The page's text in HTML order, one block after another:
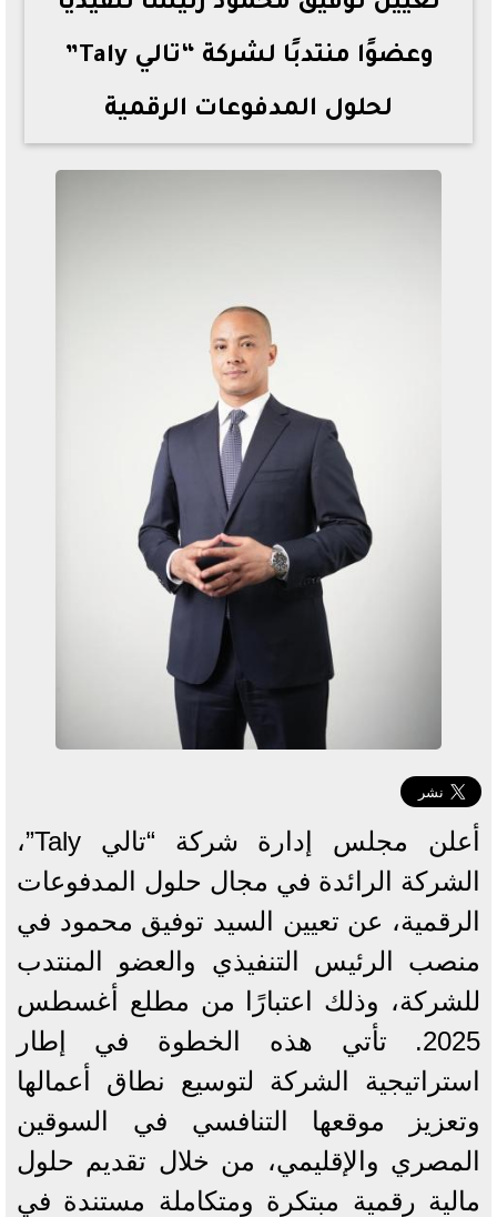
وعضوًا منتدبًا لشركة “تالي Taly”
لحلول المدفوعات الرقمية
أعلن مجلس إدارة شركة “تالي Taly”،
الشركة الرائدة في مجال حلول المدفوعات
الرقمية، عن تعيين السيد توفيق محمود في
منصب الرئيس التنفيذي والعضو المنتدب
للشركة، وذلك اعتبارًا من مطلع أغسطس
2025. تأتي هذه الخطوة في إطار
استراتيجية الشركة لتوسيع نطاق أعمالها
وتعزيز موقعها التنافسي في السوقين
المصري والإقليمي، من خلال تقديم حلول
مالية رقمية مبتكرة ومتكاملة مستندة في